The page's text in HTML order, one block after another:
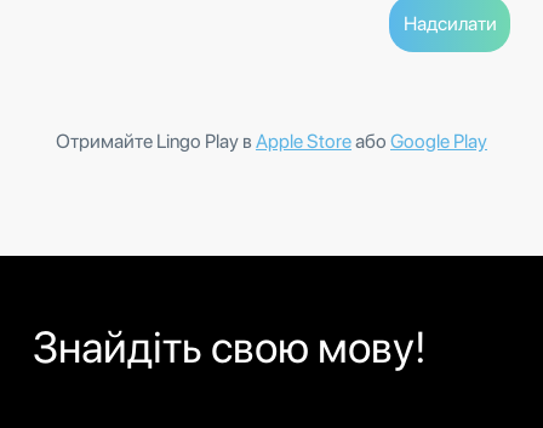
Отримайте Lingo Play в Apple Storeабо Google Play
Знайдіть свою мову!